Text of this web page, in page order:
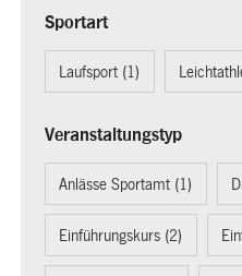
Sportart
Laufsport (1)
Veranstaltungstyp
Anlässe Sportamt (1)
Einführungskurs (2)